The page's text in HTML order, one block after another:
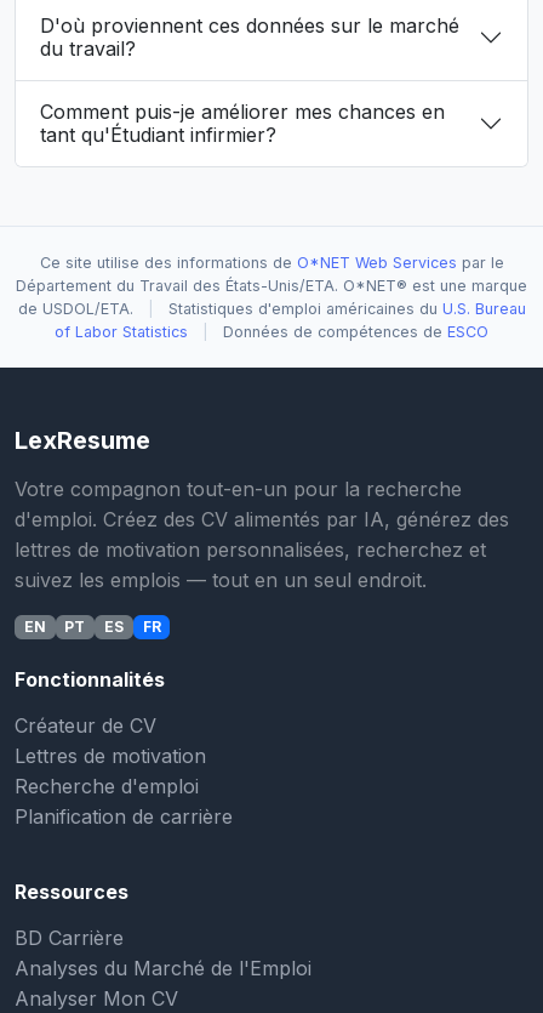
D'où proviennent ces données sur le marché
du travail?
Comment puis-je améliorer mes chances en
tant qu'Étudiant infirmier?
Ce site utilise des informations de O*NET Web Services par le
Département du Travail des États-Unis/ETA. O*NET® est une marque
de USDOL/ETA.
Statistiques d'emploi américaines du U.S. Bureau
of Labor Statistics
Données de compétences de ESCO
LexResume
Votre compagnon tout-en-un pour la recherche
d'emploi. Créez des CV alimentés par IA, générez des
lettres de motivation personnalisées, recherchez et
suivez les emplois — tout en un seul endroit.
EN PT ES FR
Fonctionnalités
Créateur de CV
Lettres de motivation
Recherche d'emploi
Planification de carrière
Ressources
BD Carrière
Analyses du Marché de l'Emploi
Analyser Mon CV